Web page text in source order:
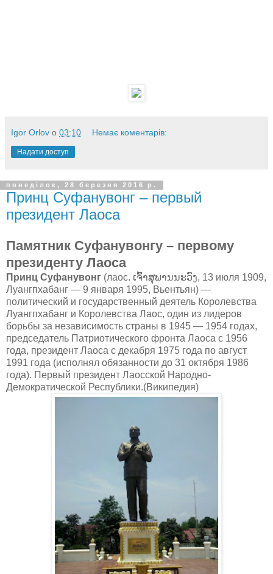
Igor Orlov о 03:10 Немає коментарів:
Надати доступ
понеділок, 28 березня 2016 р.
Принц Суфанувонг – первый
президент Лаоса
Памятник Суфанувонгу – первому
президенту Лаоса
Принц Суфанувонг (лаос. ເຈົ້າສຸພານນະວົງ, 13 июля 1909,
Луангпхабанг — 9 января 1995, Вьентьян) —
политический и государственный деятель Королевства
Луангпхабанг и Королевства Лаос, один из лидеров
борьбы за независимость страны в 1945 — 1954 годах,
председатель Патриотического фронта Лаоса с 1956
года, президент Лаоса с декабря 1975 года по август
1991 года (исполнял обязанности до 31 октября 1986
года). Первый президент Лаосской Народно-
Демократической Республики.(Википедия)